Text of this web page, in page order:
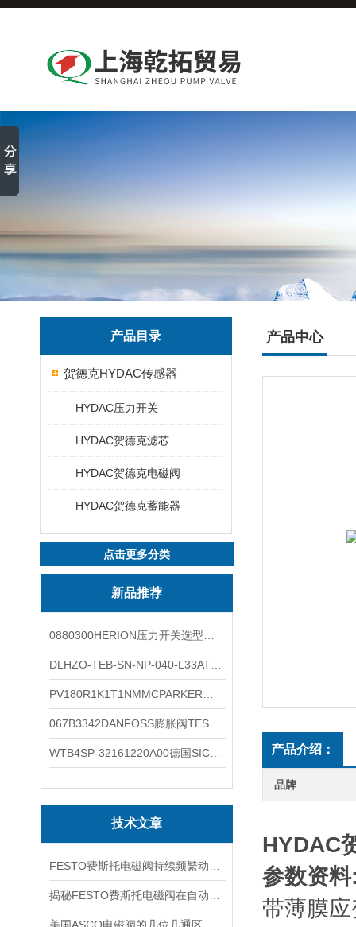
产品目录
贺德克HYDAC传感器
HYDAC压力开关
HYDAC贺德克滤芯
HYDAC贺德克电磁阀
HYDAC贺德克蓄能器
点击更多分类
新品推荐
技术文章
产品中心
产品介绍：
品牌
HYDAC
参数资
带薄膜